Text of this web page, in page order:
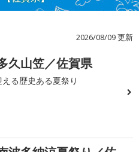
2026/08/09 更新
久山笠／佐賀県
る歴史ある夏祭り